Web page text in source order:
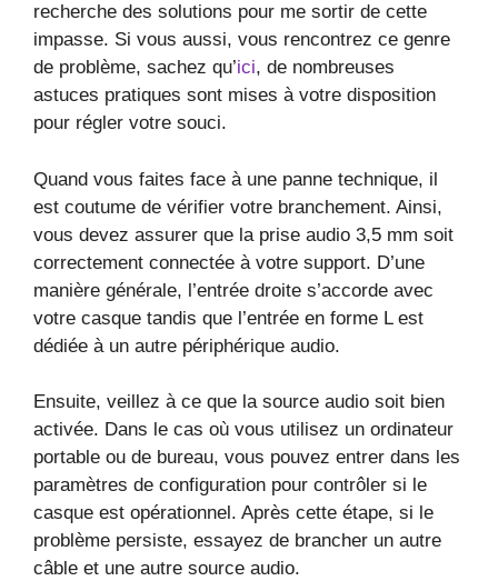
recherche des solutions pour me sortir de cette
impasse. Si vous aussi, vous rencontrez ce genre
de problème, sachez qu’ici, de nombreuses
astuces pratiques sont mises à votre disposition
pour régler votre souci.
Quand vous faites face à une panne technique, il
est coutume de vérifier votre branchement. Ainsi,
vous devez assurer que la prise audio 3,5 mm soit
correctement connectée à votre support. D’une
manière générale, l’entrée droite s’accorde avec
votre casque tandis que l’entrée en forme L est
dédiée à un autre périphérique audio.
Ensuite, veillez à ce que la source audio soit bien
activée. Dans le cas où vous utilisez un ordinateur
portable ou de bureau, vous pouvez entrer dans les
paramètres de configuration pour contrôler si le
casque est opérationnel. Après cette étape, si le
problème persiste, essayez de brancher un autre
câble et une autre source audio.